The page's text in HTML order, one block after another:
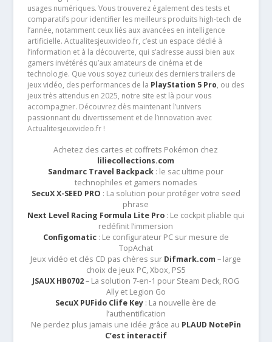
usages numériques. Vous trouverez également des tests et
comparatifs pour identifier les meilleurs produits high-tech de
l’année, notamment ceux liés aux avancées en intelligence
artificielle. Actualitesjeuxvideo.fr, c’est un espace dédié à
l’information et à la découverte, qui s’adresse aussi bien aux
gamers invétérés qu’aux amateurs de cinéma et de
technologie. Que vous soyez curieux des derniers trailers de
jeux vidéo, des performances de la PlayStation 5 Pro, ou des
jeux très attendus en 2025, notre site est là pour vous
accompagner. Découvrez dès maintenant l’univers
passionnant du divertissement et de l’innovation avec
Actualitesjeuxvideo.fr !
Achetez des cartes et coffrets Pokémon chez
liliecollections.com
Sandmarc Travel Backpack : le sac ultime pour
technophiles et gamers nomades
SecuX X-SEED PRO : La solution pour protéger votre seed
phrase
Next Level Racing Formula Lite Pro: Le cockpit pliable qui
redéfinit l’immersion
Configomatic: Le configurateur PC sur mesure de
TopAchat
Jeux vidéo et clés CD pas chères sur Difmark.com – large
choix de jeux PC, Xbox, PS5
JSAUX HB0702– La solution 7-en-1 pour Steam Deck, ROG
Ally et Legion Go
SecuX PUFido Clife Key : La nouvelle ère de
l’authentification
Ne perdez plus jamais une idée grâce au PLAUD NotePin
C’est interactif